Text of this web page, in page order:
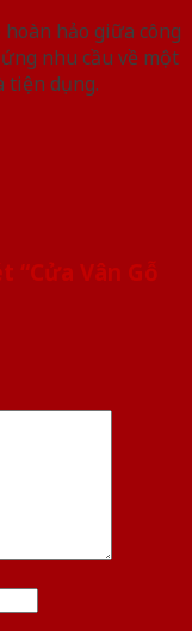
hảo giữa công
nhu cầu về một
tiện dụng.
Vân Gỗ